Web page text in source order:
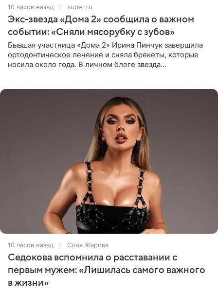
10 часов назад super.ru
Экс-звезда «Дома 2» сообщила о важном
событии: «Сняли мясорубку с зубов»
Бывшая участница «Дома 2» Ирина Пинчук завершила
ортодонтическое лечение и сняла брекеты, которые
носила около года. В личном блоге звезда
10 часов назад Соня Жарова
Седокова вспомнила о расставании с
первым мужем: «Лишилась самого важного
в жизни»